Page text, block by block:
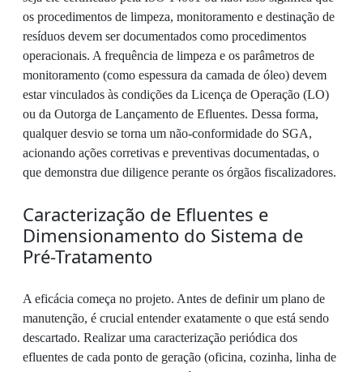
os procedimentos de limpeza, monitoramento e destinação de
resíduos devem ser documentados como procedimentos
operacionais. A frequência de limpeza e os parâmetros de
monitoramento (como espessura da camada de óleo) devem
estar vinculados às condições da Licença de Operação (LO)
ou da Outorga de Lançamento de Efluentes. Dessa forma,
qualquer desvio se torna um não-conformidade do SGA,
acionando ações corretivas e preventivas documentadas, o
que demonstra due diligence perante os órgãos fiscalizadores.
Caracterização de Efluentes e
Dimensionamento do Sistema de
Pré-Tratamento
A eficácia começa no projeto. Antes de definir um plano de
manutenção, é crucial entender exatamente o que está sendo
descartado. Realizar uma caracterização periódica dos
efluentes de cada ponto de geração (oficina, cozinha, linha de